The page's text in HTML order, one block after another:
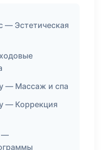
— Эстетическая
— Массаж и спа
— Коррекция
—